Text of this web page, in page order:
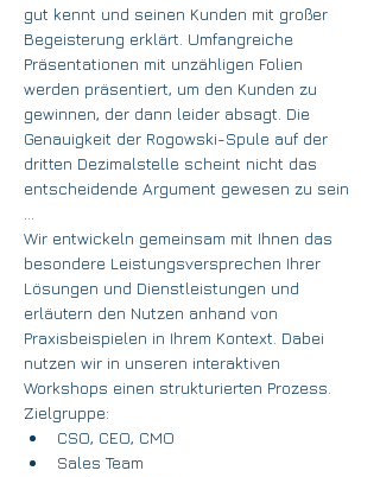
gut kennt und seinen Kunden mit großer
Begeisterung erklärt. Umfangreiche
Präsentationen mit unzähligen Folien
werden präsentiert, um den Kunden zu
gewinnen, der dann leider absagt. Die
Genauigkeit der Rogowski-Spule auf der
dritten Dezimalstelle scheint nicht das
entscheidende Argument gewesen zu sein
Wir entwickeln gemeinsam mit Ihnen das
besondere Leistungsversprechen Ihrer
Lösungen und Dienstleistungen und
erläutern den Nutzen anhand von
Praxisbeispielen in Ihrem Kontext. Dabei
nutzen wir in unseren interaktiven
Workshops einen strukturierten Prozess.
Zielgruppe:
CSO, CEO, CMO
Sales Team